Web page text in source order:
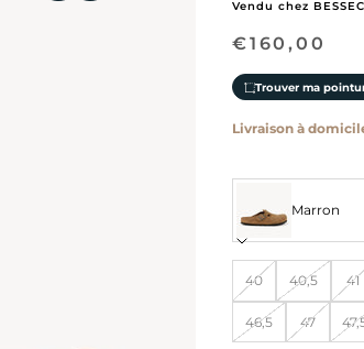
Vendu chez
Prix de
€160,00
Trouver ma
Marron
40 40,5 41
46,5 47